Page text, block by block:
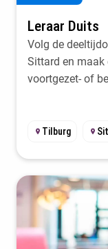
Leraar Duits
Volg de
Sittard en maak
voortgezet- of
Tilburg